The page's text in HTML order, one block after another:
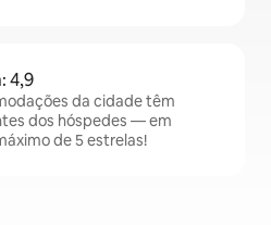
4,9
da cidade têm
dos hóspedes — em
de 5 estrelas!